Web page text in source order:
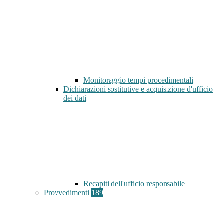
Monitoraggio tempi procedimentali
Dichiarazioni sostitutive e acquisizione d'ufficio
dei dati
Recapiti dell'ufficio responsabile
Provvedimenti 189